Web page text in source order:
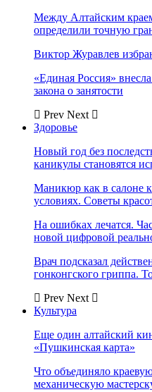
Между Алтайским
определили точную
Виктор Журавлев
«Единая Россия»
закона о занятости
Prev Next
Здоровье
Новый год без
каникулы становятся
Маникюр как в салоне
условиях. Советы
На ошибках лечатся.
новой цифровой
Врач подсказал
гонконгского гриппа.
Prev Next
Культура
Еще один алтайский
«Пушкинская карта»
Что объединяло
механическую